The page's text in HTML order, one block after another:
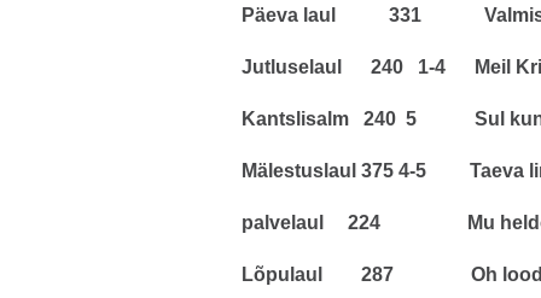
Päeva laul 331
Jutluselaul 240 1-4 Meil
Kantslisalm 240 5 Sul
Mälestuslaul 375 4-5 Taeva
palvelaul 224 Mu helde
Lõpulaul 287 Oh loodu